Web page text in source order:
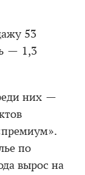
53
— 1,3
них —
по
вырос на